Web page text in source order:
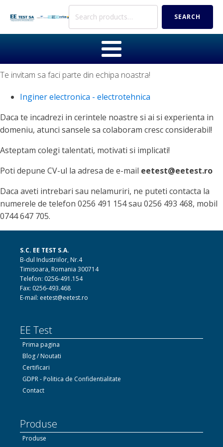
Search
SEARCH
Te invitam sa faci parte din echipa noastra!
Inginer electronica - electrotehnica
Daca te incadrezi in cerintele noastre si ai si experienta in
domeniu, atunci sansele sa colaboram cresc considerabil!
Asteptam colegi talentati, motivati si implicati!
Poti depune CV-ul la adresa de e-mail eetest@eetest.ro
Daca aveti intrebari sau nelamuriri, ne puteti contacta la
numerele de telefon 0256 491 154 sau 0256 493 468, mobil
0744 647 705.
S.C. EE TEST S.A.
B-dul Industriilor, Nr.4
Timisoara, Romania 300714
Telefon: 0256-491.154
Fax: 0256-493.468
E-mail: eetest@eetest.ro
EE Test
Prima pagina
Blog / Noutati
Certificari
GDPR - Politica de Confidentialitate
Contact
Produse
Produse